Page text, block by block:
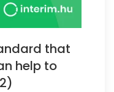
that
help to